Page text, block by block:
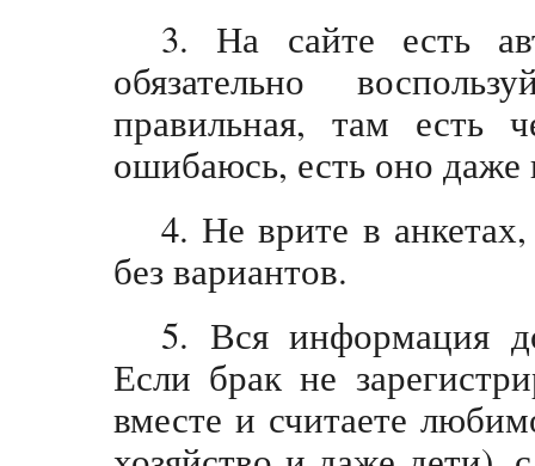
3. На сайте есть
обязательно
правильная, там есть
ошибаюсь, есть оно даже
4. Не врите в
без вариантов.
5. Вся информация
Если брак не
вместе и считаете